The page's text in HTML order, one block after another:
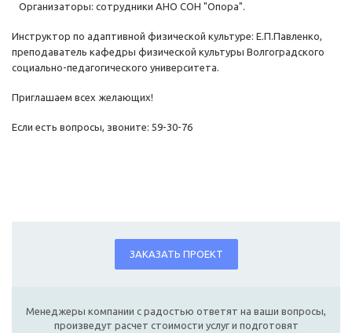
Организаторы: сотрудники АНО СОН "Опора".
Инструктор по адаптивной физической культуре: Е.П.Павленко,
преподаватель кафедры физической культуры Волгоградского
социально-педагогического университета.
Приглашаем всех желающих!
Если есть вопросы, звоните: 59-30-76
ЗАКАЗАТЬ ПРОЕКТ
Менеджеры компании с радостью ответят на ваши вопросы,
произведут расчет стоимости услуг и подготовят